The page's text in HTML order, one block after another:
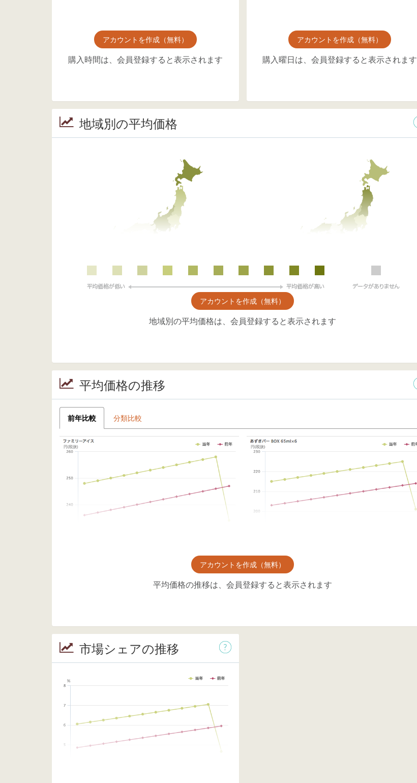
アカウントを作成（無料）
購入時間は、会員登録すると表示されます
アカウントを作成（無料）
購入曜日は、会員登録すると表示されます
地域別の平均価格
アカウントを作成（無料）
地域別の平均価格は、会員登録すると表示されます
平均価格の推移
前年比較 分類比較
アカウントを作成（無料）
平均価格の推移は、会員登録すると表示されます
市場シェアの推移